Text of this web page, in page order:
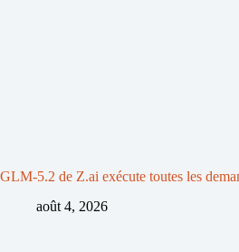
GLM-5.2 de Z.ai exécute toutes les
août 4, 2026